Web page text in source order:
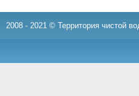
2008 - 2021 © Территория чистой